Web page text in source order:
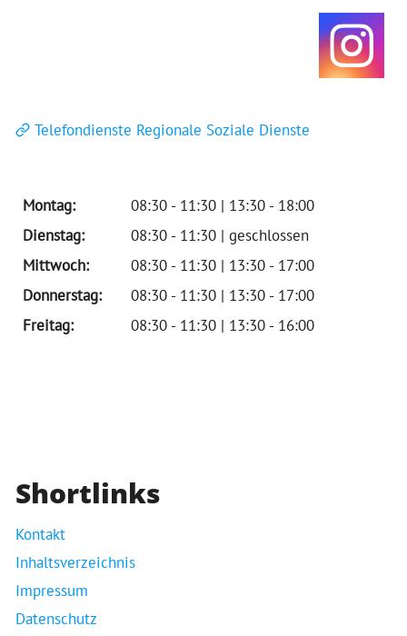
Telefondienste Regionale Soziale Dienste
Montag:
08:30 - 11:30 | 13:30 - 18:00
Dienstag:
08:30 - 11:30 | geschlossen
Mittwoch:
08:30 - 11:30 | 13:30 - 17:00
Donnerstag:
08:30 - 11:30 | 13:30 - 17:00
Freitag:
08:30 - 11:30 | 13:30 - 16:00
Shortlinks
Kontakt
Inhaltsverzeichnis
Impressum
Datenschutz